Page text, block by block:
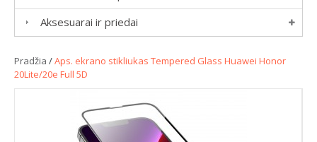
Aksesuarai ir priedai
Pradžia /Aps. ekrano stikliukas Tempered Glass Huawei Honor
20Lite/20e Full 5D